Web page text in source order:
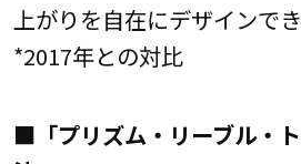
上がりを自在にデザインでき
*2017年との対比
■「プリズム・リーブル・